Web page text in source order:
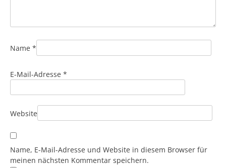
Name *
E-Mail-Adresse *
Website
Name, E-Mail-Adresse und Website in diesem Browser für
meinen nächsten Kommentar speichern.